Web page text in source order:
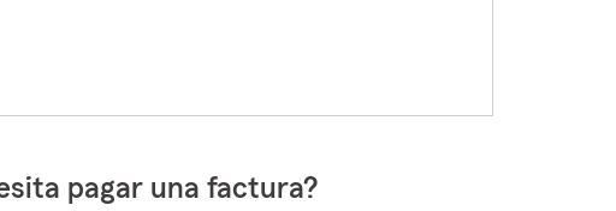
pagar una factura?